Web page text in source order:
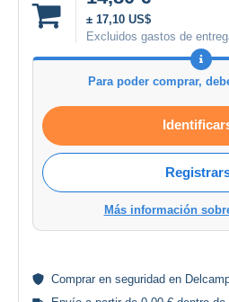
± 17,10 US$
Excluidos gastos de
Para poder comprar,
Más información
Comprar en seguridad en